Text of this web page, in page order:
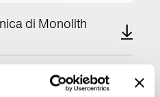
di Monolith